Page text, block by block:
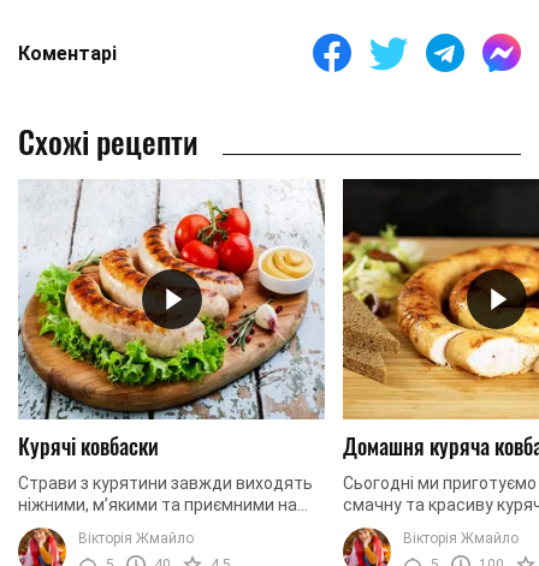
Коментарі
Схожі рецепти
Курячі ковбаски
Страви з курятини завжди виходять
ніжними, м’якими та приємними на
смак. Сьогодні ми приготуємо таку
страву, де в основі буде саме таке
Вікторія Жмайло
Домашня куряча
Сьогодні ми
смачну та красиву
кишці. Як правило,
можна готувати з
Вікторія Жмайло